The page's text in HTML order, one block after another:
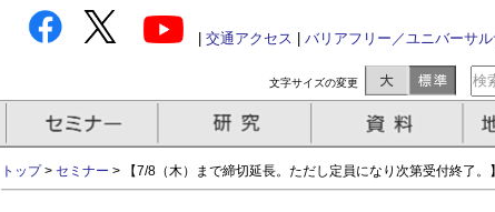
交通アクセス バリアフリー／ユニバーサ
文字サイズの変更
トップ> セミナー > 【7/8（木）まで締切延長。ただし定員になり次第受付終了。